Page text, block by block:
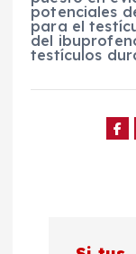
potenciales
para el
del
testículos